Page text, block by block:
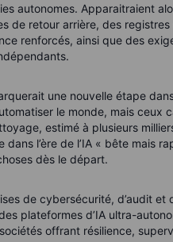
autonomes. Apparaitraient
de retour arrière, des
renforcés, ainsi que des
une nouvelle étape
le monde, mais ceux
estimé à plusieurs
l’ère de l’IA « bête mais
dès le départ.
de cybersécurité, d’audit et
plateformes d’IA ultra-
offrant résilience,